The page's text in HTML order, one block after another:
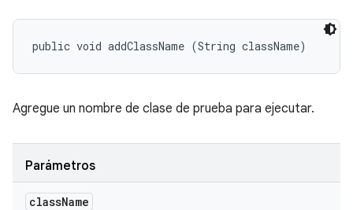
public void addClassName (String className)
Agregue un nombre de clase de prueba para ejecutar.
Parámetros
className